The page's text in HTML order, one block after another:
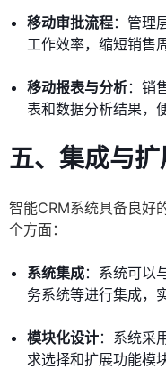
移动审批流程：管理
工作效率，缩短销售
移动报表与分析：销
表和数据分析结果，
五、集成与
智能CRM系统具备良好
个方面：
系统集成：系统可以
务系统等进行集成，
模块化设计：系统采
求选择和扩展功能模